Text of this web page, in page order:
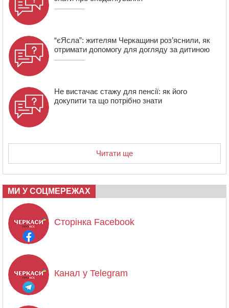
спортсмени тріумфували на чемпіонаті України
“єЯсла”: жителям Черкащини роз’яснили, як
отримати допомогу для догляду за дитиною
Не вистачає стажу для пенсії: як його
докупити та що потрібно знати
Читати ще
МИ У СОЦМЕРЕЖАХ
Сторінка Facebook
Канал у Telegram